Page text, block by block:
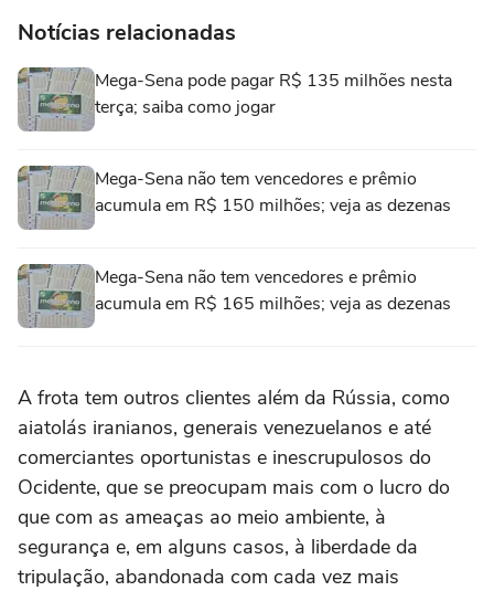
Notícias relacionadas
Mega-Sena pode pagar R$ 135 milhões nesta
terça; saiba como jogar
Mega-Sena não tem vencedores e prêmio
acumula em R$ 150 milhões; veja as dezenas
Mega-Sena não tem vencedores e prêmio
acumula em R$ 165 milhões; veja as dezenas
A frota tem outros clientes além da Rússia, como
aiatolás iranianos, generais venezuelanos e até
comerciantes oportunistas e inescrupulosos do
Ocidente, que se preocupam mais com o lucro do
que com as ameaças ao meio ambiente, à
segurança e, em alguns casos, à liberdade da
tripulação, abandonada com cada vez mais